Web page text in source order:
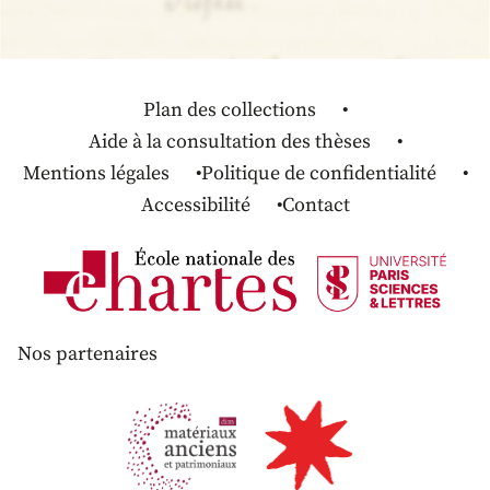
Plan des collections
Aide à la consultation des thèses
Mentions légales
Politique de confidentialité
Accessibilité
Contact
Nos partenaires